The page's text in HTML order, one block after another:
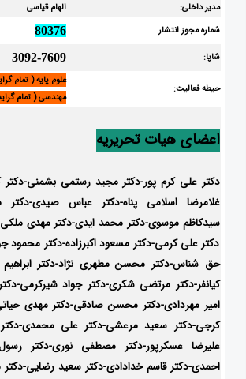
مدیر داخلی:
الهام قیاسی
شماره مجوز انتشار
80376
شاپا:
3092-7609
حیطه فعالیت:
علوم پایه ( تمام
مهندسی ( تمام
اعضای هیات تحریریه
دکتر علی کرم پور-دکتر مجید رستمی بشمنی-دکتر
غلامرضا اسلامی پناه-دکتر عباس صیدی-دکتر
سیدکاظم موسوی-دکتر محمد ایدی-دکتر مهدی
دکتر علی کرمی-دکتر مسعود اکبرزاده-دکتر محمود
حق شناس-دکتر محسن مطهری نژاد-دکتر
کیانفر-دکتر مرتضی شکری-دکتر جواد شیرکرمی-دکتر
امیر مهردادی-دکتر محسن صادقی-دکتر مهدی
کرجی-دکتر سعید مرعشی-دکتر علی محمدی-دکتر
علیرضا عسکرپور-دکتر مصطفی نوری-دکتر
احمدی-دکتر قاسم خدادادی-دکتر سعید رضایی-